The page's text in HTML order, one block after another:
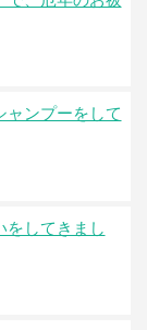
ャンプーをして
をしてきまし